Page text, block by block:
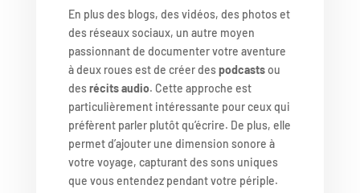
En plus des blogs, des vidéos, des photos et
des réseaux sociaux, un autre moyen
passionnant de documenter votre aventure
à deux roues est de créer despodcastsou
desrécits audio. Cette approche est
particulièrement intéressante pour ceux qui
préfèrent parler plutôt qu’écrire. De plus, elle
permet d’ajouter une dimension sonore à
votre voyage, capturant des sons uniques
que vous entendez pendant votre périple.